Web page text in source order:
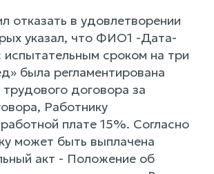
в удовлетворении
указал, что ФИО1 -Дата-
сроком на три
была регламентирована
договора за
Работнику
плате 15%. Согласно
может быть выплачена
акт - Положение об